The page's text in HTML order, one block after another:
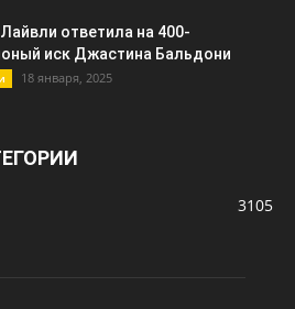
ответила на 400-
иск Джастина Бальдони
18 января, 2025
3105